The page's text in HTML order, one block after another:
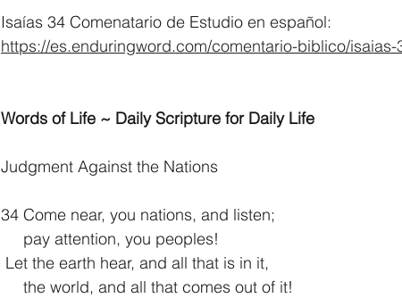
Isaías 34 Comenatario de Estudio en español:
https://es.enduringword.com/comentario-biblico/isaias-
Words of Life ~ Daily Scripture for Daily Life
Judgment Against the Nations
34 Come near, you nations, and listen;
     pay attention, you peoples!
Let the earth hear, and all that is in it,
     the world, and all that comes out of it!